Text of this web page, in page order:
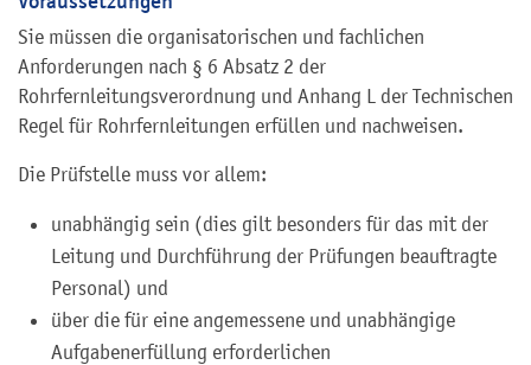
Sie müssen die organisatorischen und fachlichen
Anforderungen nach § 6 Absatz 2 der
Rohrfernleitungsverordnung und Anhang L der Technischen
Regel für Rohrfernleitungen erfüllen und nachweisen.
Die Prüfstelle muss vor allem:
unabhängig sein (dies gilt besonders für das mit der
Leitung und Durchführung der Prüfungen beauftragte
Personal) und
über die für eine angemessene und unabhängige
Aufgabenerfüllung erforderlichen